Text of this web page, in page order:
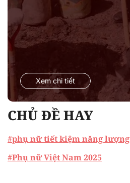
Xem chi tiết
CHỦ ĐỀ HAY
#phụ nữ tiết kiệm năng lượng
#Phụ nữ Việt Nam 2025